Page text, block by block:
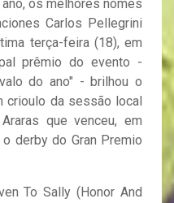
os melhores nomes
Carlos Pellegrini
terça-feira (18), em
prêmio do evento -
do ano" - brilhou o
crioulo da sessão local
que venceu, em
derby do Gran Premio
To Sally (Honor And